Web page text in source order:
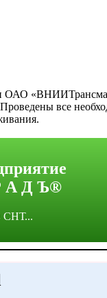
ОАО
все
А Д Ъ®
СНТ...